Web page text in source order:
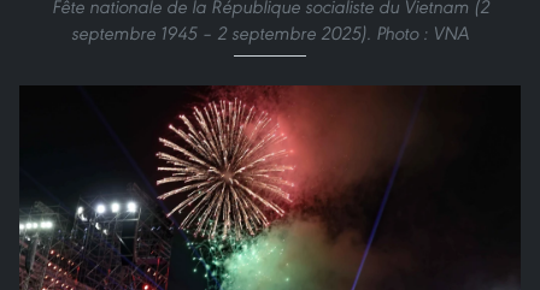
Fête nationale de la République socialiste du Vietnam (2
septembre 1945 – 2 septembre 2025). Photo : VNA